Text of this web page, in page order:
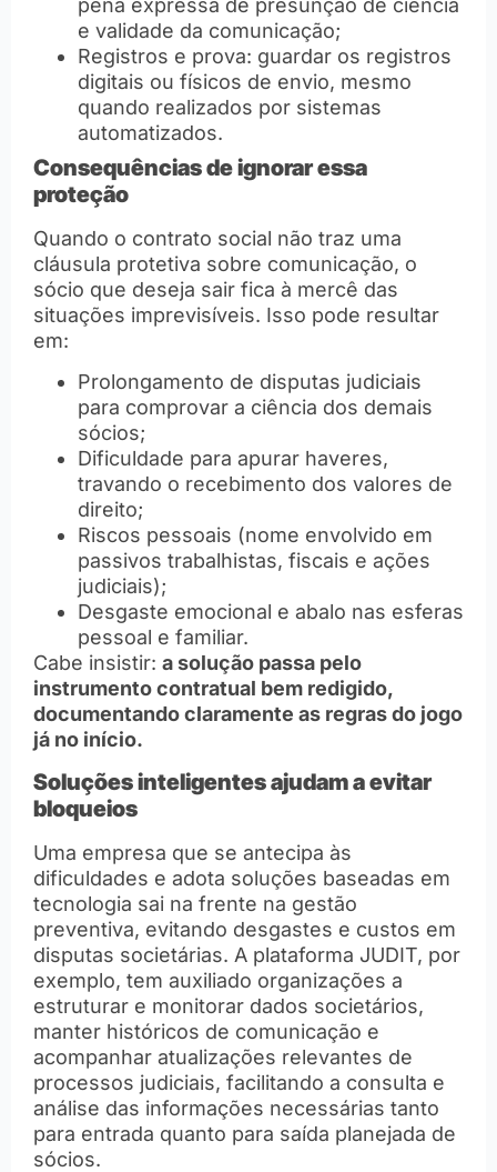
pena expressa de presunção de ciência
e validade da comunicação;
Registros e prova: guardar os registros
digitais ou físicos de envio, mesmo
quando realizados por sistemas
automatizados.
Consequências de ignorar essa
proteção
Quando o contrato social não traz uma
cláusula protetiva sobre comunicação, o
sócio que deseja sair fica à mercê das
situações imprevisíveis. Isso pode resultar
em:
Prolongamento de disputas judiciais
para comprovar a ciência dos demais
sócios;
Dificuldade para apurar haveres,
travando o recebimento dos valores de
direito;
Riscos pessoais (nome envolvido em
passivos trabalhistas, fiscais e ações
judiciais);
Desgaste emocional e abalo nas esferas
pessoal e familiar.
Cabe insistir: a solução passa pelo
instrumento contratual bem redigido,
documentando claramente as regras do jogo
já no início.
Soluções inteligentes ajudam a evitar
bloqueios
Uma empresa que se antecipa às
dificuldades e adota soluções baseadas em
tecnologia sai na frente na gestão
preventiva, evitando desgastes e custos em
disputas societárias. A plataforma JUDIT, por
exemplo, tem auxiliado organizações a
estruturar e monitorar dados societários,
manter históricos de comunicação e
acompanhar atualizações relevantes de
processos judiciais, facilitando a consulta e
análise das informações necessárias tanto
para entrada quanto para saída planejada de
sócios.